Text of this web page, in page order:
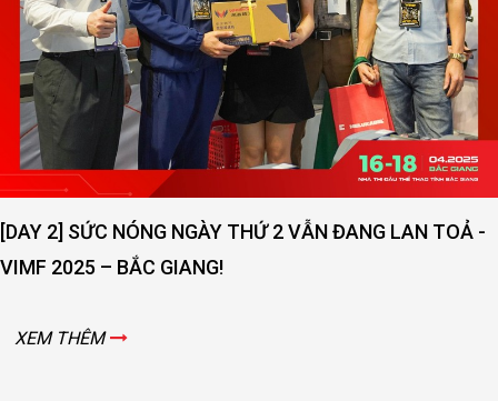
2 VẪN ĐANG LAN TOẢ -
ĐẠI KINH BẮC MỞ RỘNG
LƯỢNG DỊCH VỤ
XEM THÊM